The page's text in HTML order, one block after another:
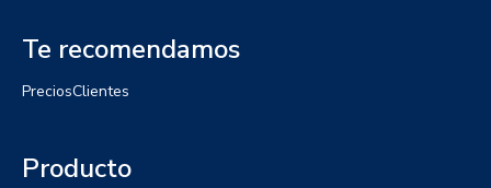
Te recomendamos
PreciosClientes
Producto